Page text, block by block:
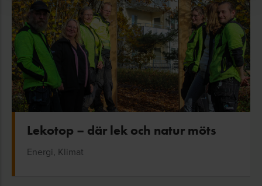
Lekotop – där lek och natur möts
Energi, Klimat